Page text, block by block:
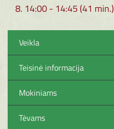
8. 14:00 - 14:45 (41 min.)
Veikla
Teisinė informacija
Mokiniams
Tėvams